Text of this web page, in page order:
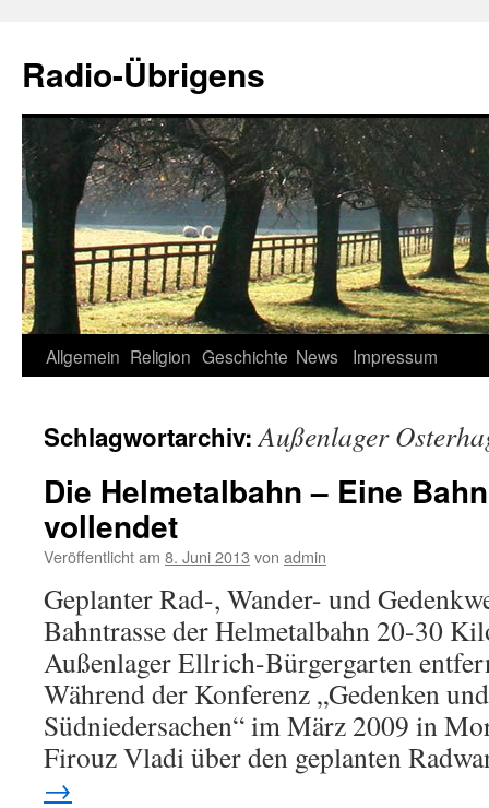
springen
Radio-Übrigens
Allgemein Religion Geschichte News Impressum
Schlagwortarchiv:Außenlager
Die Helmetalbahn – Eine
vollendet
Veröffentlicht am 8. Juni 2013 von admin
Geplanter Rad-, Wander- und
Bahntrasse der Helmetalbahn 20-30
Außenlager Ellrich-Bürgergarten
Während der Konferenz „Gedenken
Südniedersachen“ im März 2009 in
Firouz Vladi über den geplanten
→